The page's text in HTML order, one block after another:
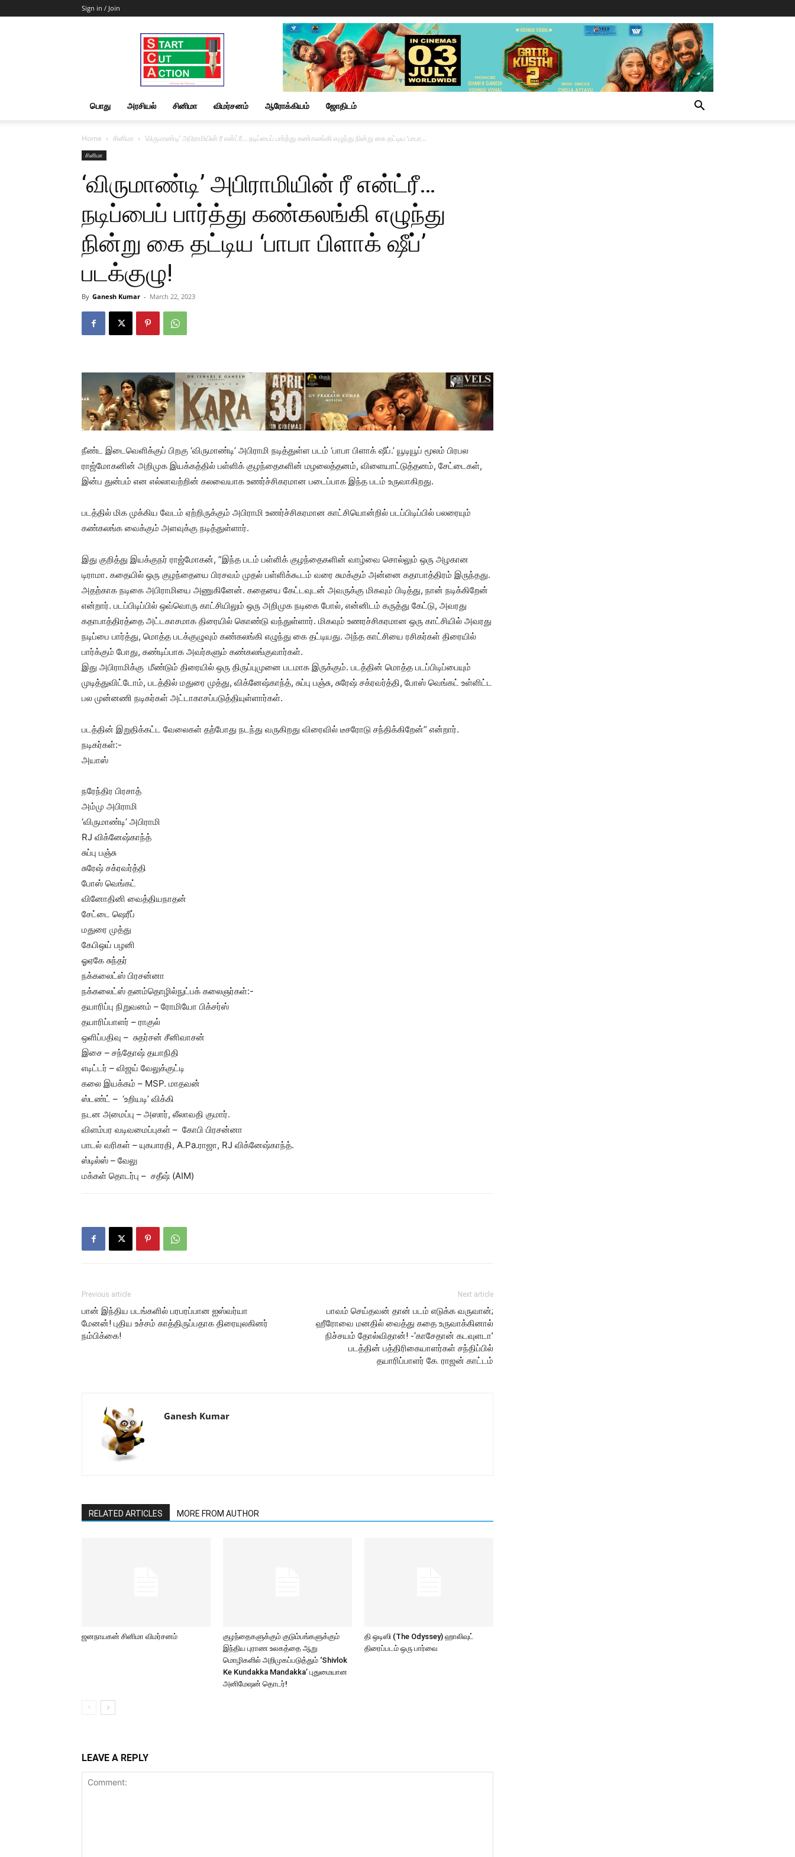
Sign in / Join
Start
Cut
Action
|
News
&
பொது அரசியல் சினிமா விமர்சனம் ஆரோக்கியம் ஜோதிடம்
Home சினிமா ‘விருமாண்டி’ அபிராமியின் ரீ என்ட்ரீ… நடிப்பைப் பார்த்து கண்கலங்கி எழுந்து நின்று கை தட்டிய ‘பாபா...
சினிமா
‘விருமாண்டி’ அபிராமியின் ரீ என்ட்ரீ…
நடிப்பைப் பார்த்து கண்கலங்கி எழுந்து
நின்று கை தட்டிய ‘பாபா பிளாக்‌ ஷீப்’
படக்குழு!
By Ganesh Kumar - March 22, 2023
நீண்ட இடைவெளிக்குப் பிறகு ‘விருமாண்டி’ அபிராமி நடித்துள்ள படம் ‘பாபா பிளாக்‌ ஷீப்.’ யூடியூப் மூலம் பிரபல
ராஜ்மோகனின் அறிமுக இயக்கத்தில் பள்ளிக் குழந்தைகளின் மழலைத்தனம், விளையாட்டுத்தனம், சேட்டைகள்,
இன்ப துன்பம் என எல்லாவற்றின் கலவையாக உணர்ச்சிகரமான படைப்பாக இந்த படம் உருவாகிறது.
படத்தில் மிக முக்கிய வேடம் ஏற்றிருக்கும் அபிராமி உணர்ச்சிகரமான காட்சியொன்றில் படப்பிடிப்பில் பலரையும்
கண்கலங்க வைக்கும் அளவுக்கு நடித்துள்ளார்.
இது குறித்து இயக்குநர் ராஜ்மோகன், ”இந்த படம் பள்ளிக் குழந்தைகளின் வாழ்வை சொல்லும் ஒரு அழகான
டிராமா. கதையில் ஒரு குழந்தையை பிரசவம் முதல் பள்ளிக்கூடம் வரை சுமக்கும் அன்னை கதாபாத்திரம் இருந்தது.
அதற்காக நடிகை அபிராமியை அணுகினேன். கதையை கேட்டவுடன் அவருக்கு மிகவும் பிடித்து, நான் நடிக்கிறேன்
என்றார். படப்பிடிப்பில் ஒவ்வொரு காட்சியிலும் ஒரு அறிமுக நடிகை போல், என்னிடம் கருத்து கேட்டு, அவரது
கதாபாத்திரத்தை அட்டகாசமாக திரையில் கொண்டு வந்துள்ளார். மிகவும் உணரச்சிகரமான ஒரு காட்சியில் அவரது
நடிப்பை பார்த்து, மொத்த படக்குழுவும் கண்கலங்கி எழுந்து கை தட்டியது. அந்த காட்சியை ரசிகர்கள் திரையில்
பார்க்கும் போது, கண்டிப்பாக அவர்களும் கண்கலங்குவார்கள்.
இது அபிராமிக்கு மீண்டும் திரையில் ஒரு திருப்புமுனை படமாக இருக்கும். படத்தின் மொத்த படப்பிடிப்பையும்
முடித்துவிட்டோம், படத்தில் மதுரை முத்து, விக்னேஷ்காந்த், சுப்பு பஞ்சு, சுரேஷ் சக்ரவர்த்தி, போஸ் வெங்கட் உள்ளிட்ட
பல முன்னணி நடிகர்கள் அட்டாகாசப்படுத்தியுள்ளார்கள்.
படத்தின் இறுதிக்கட்ட வேலைகள் தற்போது நடந்து வருகிறது விரைவில் டீசரோடு சந்திக்கிறேன்” என்றார்.
நடிகர்கள்:-
அயாஸ்
நரேந்திர பிரசாத்
அம்மு அபிராமி
‘விருமாண்டி’ அபிராமி
RJ விக்னேஷ்காந்த்
சுப்பு பஞ்சு
சுரேஷ் சக்ரவர்த்தி
போஸ் வெங்கட்
வினோதினி வைத்தியநாதன்
சேட்டை ஷெரீப்
மதுரை முத்து
கேபிஒய் பழனி
ஓஏகே சுந்தர்
நக்கலைட்ஸ் பிரசன்னா
நக்கலைட்ஸ் தனம்தொழில்நுட்பக் கலைஞர்கள்:-
தயாரிப்பு நிறுவனம் – ரோமியோ பிக்சர்ஸ்
தயாரிப்பாளர் – ராகுல்
ஒளிப்பதிவு – சுதர்சன் சீனிவாசன்
இசை – சந்தோஷ் தயாநிதி
எடிட்டர் – விஜய் வேலுக்குட்டி
கலை இயக்கம் – MSP. மாதவன்
ஸ்டண்ட் – ‘உறியடி’ விக்கி
நடன அமைப்பு – அஸார், லீலாவதி குமார்.
விளம்பர வடிவமைப்புகள் – கோபி பிரசன்னா
பாடல் வரிகள் – யுகபாரதி, A.Pa.ராஜா, RJ விக்னேஷ்காந்த்.
ஸ்டில்ஸ் – வேலு
மக்கள் தொடர்பு – சதீஷ் (AIM)
Previous article
பான் இந்திய படங்களில் பரபரப்பான ஐஸ்வர்யா
மேனன்! புதிய உச்சம் காத்திருப்பதாக திரையுலகினர்
நம்பிக்கை!
Next article
பாவம் செய்தவன் தான் படம் எடுக்க வருவான்;
ஹீரோவை மனதில் வைத்து கதை உருவாக்கினால்
நிச்சயம் தோல்விதான்! -‘காசேதான் கடவுளடா’
படத்தின் பத்திரிகையாளர்கள் சந்திப்பில்
தயாரிப்பாளர் கே. ராஜன் காட்டம்
Ganesh Kumar
RELATED ARTICLES MORE FROM AUTHOR
ஜனநாயகன் சினிமா விமர்சனம்
குழந்தைகளுக்கும் குடும்பங்களுக்கும்
இந்திய புராண உலகத்தை ஆறு
மொழிகளில் அறிமுகப்படுத்தும் ‘Shivlok
Ke Kundakka Mandakka’ புதுமையான
அனிமேஷன் தொடர்!
தி ஒடிஸி (The Odyssey) ஹாலிவுட்
திரைப்படம் ஒரு பார்வை
LEAVE A REPLY